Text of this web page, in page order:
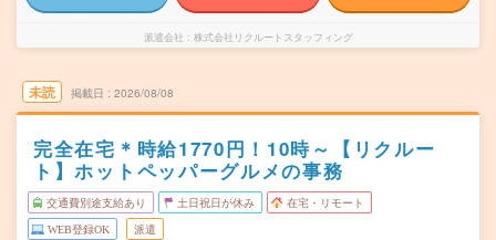
派遣会社 株式会社リクルートスタッフィング
未読 掲載日 2026/08/08
完全在宅＊時給1770円！10時～【リクルー
ト】ホットペッパーグルメの事務
交通費別途支給あり 土日祝日が休み 在宅・リモート
WEB登録OK 派遣